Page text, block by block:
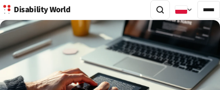
Disability World